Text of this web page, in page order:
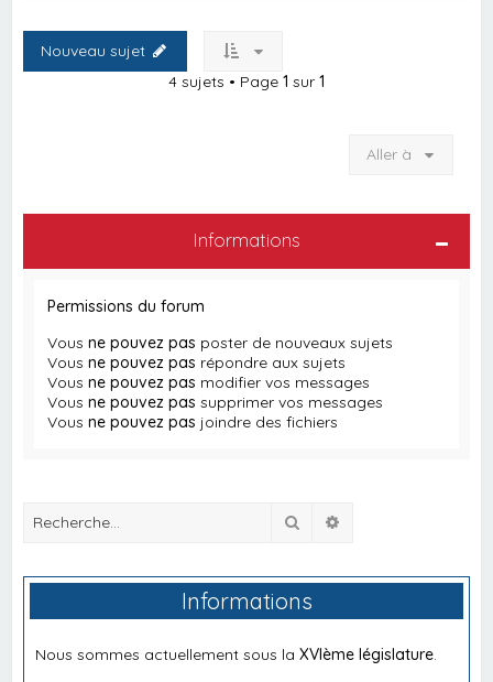
Nouveau sujet
4 sujets • Page 1 sur 1
Aller à
Informations
Permissions du forum
Vousne pouvez pas poster de nouveaux sujets
Vousne pouvez pas répondre aux sujets
Vousne pouvez pas modifier vos messages
Vousne pouvez pas supprimer vos messages
Vousne pouvez pas joindre des fichiers
Rechercher
Informations
Nous sommes actuellement sous laXVIème législature